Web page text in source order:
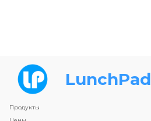
LunchPad
Продукты